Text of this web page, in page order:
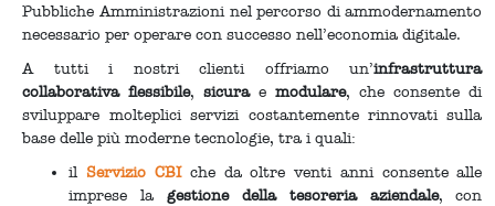
Pubbliche Amministrazioni nel percorso di ammodernamento
necessario per operare con successo nell’economia digitale.
A tutti i nostri clienti offriamo un’infrastruttura
collaborativa flessibile,sicuraemodulare, che consente di
sviluppare molteplici servizi costantemente rinnovati sulla
base delle più moderne tecnologie, tra i quali:
ilServizio CBIche da oltre venti anni consente alle
imprese lagestione della tesoreria aziendale, con